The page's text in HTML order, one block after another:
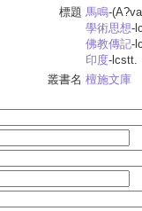
標題 馬鳴-
學術思想-
佛教傳記-
印度-lcstt.
叢書名 檀施文庫